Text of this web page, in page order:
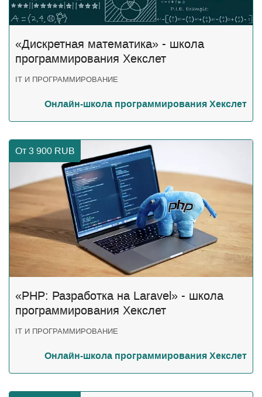
«Дискретная математика» - школа
программирования Хекслет
IT И ПРОГРАММИРОВАНИЕ
Онлайн-школа программирования Хекслет
От 3 900 RUB
«PHP: Разработка на Laravel» - школа
программирования Хекслет
IT И ПРОГРАММИРОВАНИЕ
Онлайн-школа программирования Хекслет